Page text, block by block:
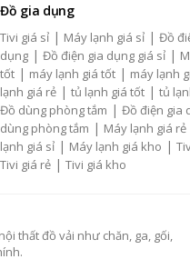
Đồ gia dụng
Tivi giá sỉ | Máy lạnh giá sỉ | Đồ
dụng | Đồ điện gia dụng giá sỉ |
tốt | máy lạnh giá tốt | máy lạnh
lạnh giá rẻ | tủ lạnh giá tốt | tủ
Đồ dùng phòng tắm | Đồ điện gia
dùng phòng tắm | Máy lạnh giá rẻ
lạnh giá sỉ | Máy lạnh giá kho |
Tivi giá rẻ | Tivi giá kho
thất đồ vải như chăn, ga, gối,